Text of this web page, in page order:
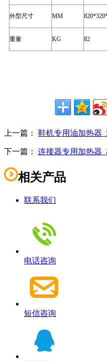
外型尺寸 MM
重量 KG 82
上一篇： 鞋机专用油加热器
下一篇： 连接器专用加热器
相关产品
联系我们
电话咨询
短信咨询